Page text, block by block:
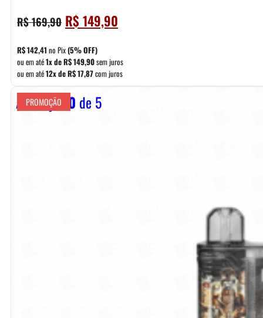
R$169,90 O
preço
original
era:
R$ 169,90.
R$149,90
preço
é:
R$ 149,90.
R$142,41 no Pix(5% OFF)
ou em até1x deR$149,90sem juros
ou em até12x deR$17,87com juros
Avaliação 0 de 5
PROMOÇÃO